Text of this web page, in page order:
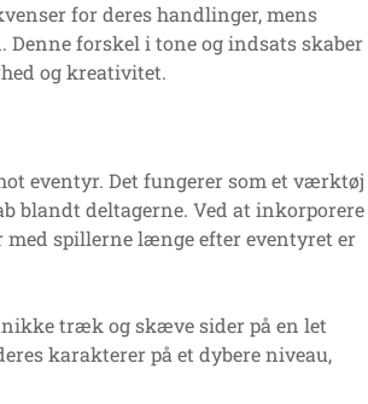
for deres handlinger, mens
forskel i tone og indsats skaber
og kreativitet.
eventyr. Det fungerer som et værktøj
blandt deltagerne. Ved at inkorporere
spillerne længe efter eventyret er
træk og skæve sider på en let
karakterer på et dybere niveau,